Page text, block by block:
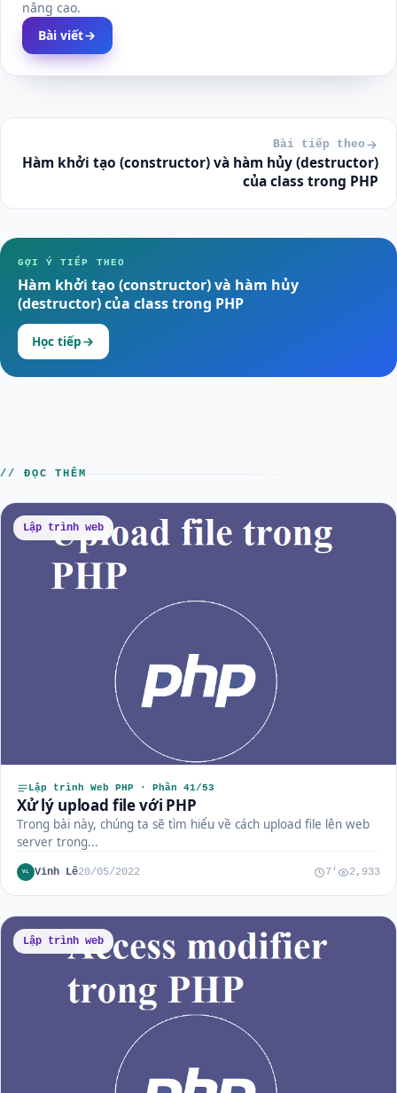
nâng cao.
Bài viết
Bài tiếp theo
Hàm khởi tạo (constructor) và hàm hủy (destructor)
của class trong PHP
GỢI Ý TIẾP THEO
Hàm khởi tạo (constructor) và hàm hủy
(destructor) của class trong PHP
Học tiếp
// ĐỌC THÊM
Lập trình web
Lập trình Web PHP · Phần 41/53
Xử lý upload file với PHP
Trong bài này, chúng ta sẽ tìm hiểu về cách upload file lên web
server trong...
VL Vinh Lê20/05/2022 7' 2,933
Lập trình web